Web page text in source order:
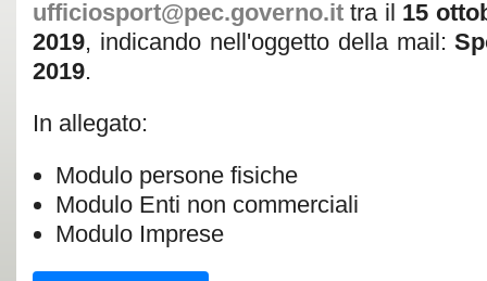
ufficiosport@pec.governo.it tra il 15
2019, indicando nell'oggetto della mail:
2019.
In allegato:
Modulo persone fisiche
Modulo Enti non commerciali
Modulo Imprese